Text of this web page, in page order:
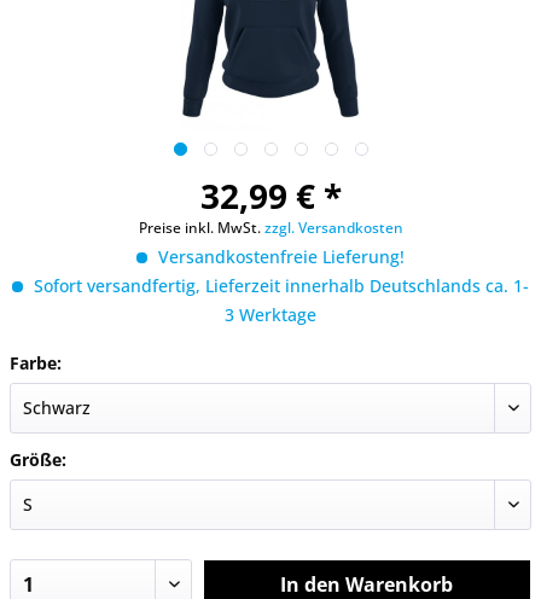
32,99 € *
Preise inkl. MwSt.zzgl. Versandkosten
Versandkostenfreie Lieferung!
Sofort versandfertig, Lieferzeit innerhalb Deutschlands ca. 1-
3 Werktage
Farbe:
Größe:
In den Warenkorb